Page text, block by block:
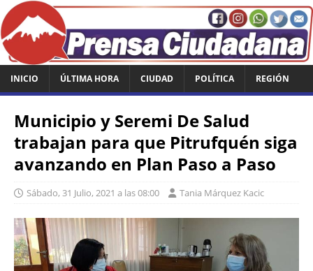
INICIO ÚLTIMA HORA CIUDAD POLÍTICA REGIÓN
Municipio y Seremi De Salud
trabajan para que Pitrufquén siga
avanzando en Plan Paso a Paso
Sábado, 31 Julio, 2021 a las 08:00 Tania Márquez Kacic